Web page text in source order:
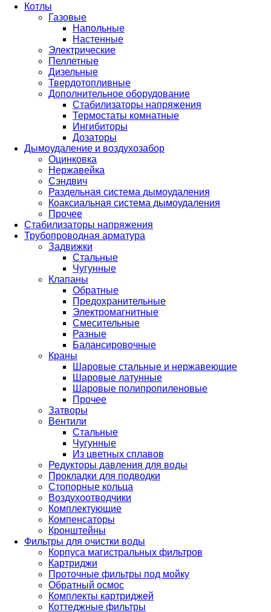
Котлы
Газовые
Напольные
Настенные
Электрические
Пеллетные
Дизельные
Твердотопливные
Дополнительное оборудование
Стабилизаторы напряжения
Термостаты комнатные
Ингибиторы
Дозаторы
Дымоудаление и воздухозабор
Оцинковка
Нержавейка
Сэндвич
Раздельная система дымоудаления
Коаксиальная система дымоудаления
Прочее
Стабилизаторы напряжения
Трубопроводная арматура
Задвижки
Стальные
Чугунные
Клапаны
Обратные
Предохранительные
Электромагнитные
Смесительные
Разные
Балансировочные
Краны
Шаровые стальные и нержавеющие
Шаровые латунные
Шаровые полипропиленовые
Прочее
Затворы
Вентили
Стальные
Чугунные
Из цветных сплавов
Редукторы давления для воды
Прокладки для подводки
Стопорные кольца
Воздухоотводчики
Комплектующие
Компенсаторы
Кронштейны
Фильтры для очистки воды
Корпуса магистральных фильтров
Картриджи
Проточные фильтры под мойку
Обратный осмос
Комплекты картриджей
Коттеджные фильтры